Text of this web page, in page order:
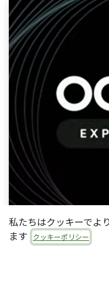
2023がベルギーの
私たちはクッキーでよ
ます
クッキーポリシー